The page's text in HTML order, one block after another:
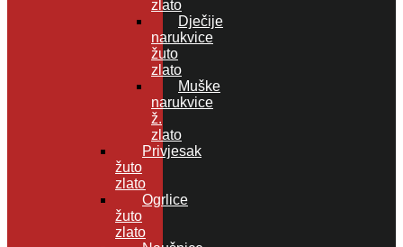
zlato
Dječije
narukvice
žuto
zlato
Muške
narukvice
ž.
zlato
Privjesak
žuto
zlato
Ogrlice
žuto
zlato